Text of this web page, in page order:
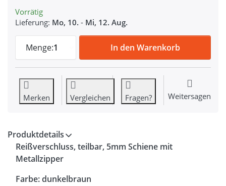
Vorrätig
Lieferung: Mo, 10. - Mi, 12. Aug.
Menge:1
Reißverschluss teilbar - 40cm lang -
In den Warenkorb
Merken Vergleichen Fragen? Weitersagen
Produktdetails
Reißverschluss, teilbar, 5mm Schiene mit
Metallzipper
Farbe: dunkelbraun